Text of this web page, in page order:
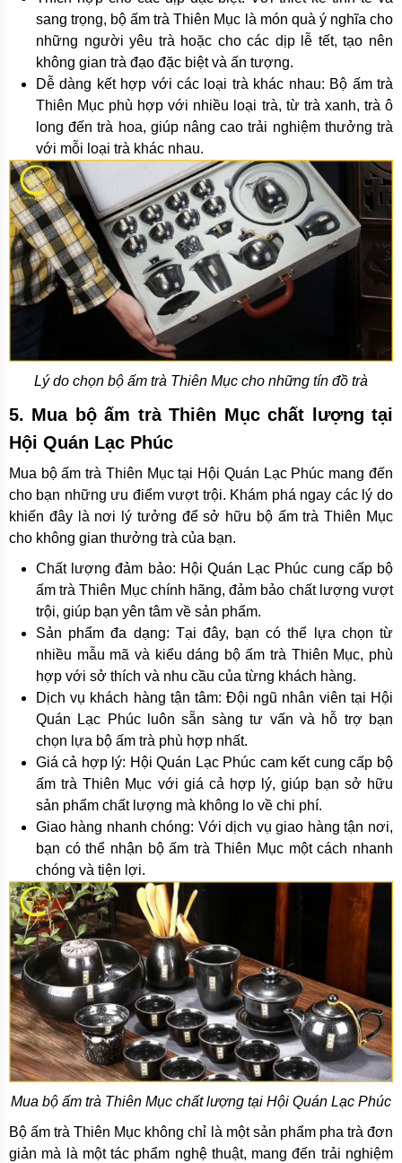
sang trọng, bộ ấm trà Thiên Mục là món quà ý nghĩa cho
những người yêu trà hoặc cho các dịp lễ tết, tạo nên
không gian trà đạo đặc biệt và ấn tượng.
Dễ dàng kết hợp với các loại trà khác nhau: Bộ ấm trà
Thiên Mục phù hợp với nhiều loại trà, từ trà xanh, trà ô
long đến trà hoa, giúp nâng cao trải nghiệm thưởng trà
với mỗi loại trà khác nhau.
Lý do chọn bộ ấm trà Thiên Mục cho những tín đồ trà
5. Mua bộ ấm trà Thiên Mục chất lượng tại
Hội Quán Lạc Phúc
Mua bộ ấm trà Thiên Mục tại Hội Quán Lạc Phúc mang đến
cho bạn những ưu điểm vượt trội. Khám phá ngay các lý do
khiến đây là nơi lý tưởng để sở hữu bộ ấm trà Thiên Mục
cho không gian thưởng trà của bạn.
Chất lượng đảm bảo: Hội Quán Lạc Phúc cung cấp bộ
ấm trà Thiên Mục chính hãng, đảm bảo chất lượng vượt
trội, giúp bạn yên tâm về sản phẩm.
Sản phẩm đa dạng: Tại đây, bạn có thể lựa chọn từ
nhiều mẫu mã và kiểu dáng bộ ấm trà Thiên Mục, phù
hợp với sở thích và nhu cầu của từng khách hàng.
Dịch vụ khách hàng tận tâm: Đội ngũ nhân viên tại Hội
Quán Lạc Phúc luôn sẵn sàng tư vấn và hỗ trợ bạn
chọn lựa bộ ấm trà phù hợp nhất.
Giá cả hợp lý: Hội Quán Lạc Phúc cam kết cung cấp bộ
ấm trà Thiên Mục với giá cả hợp lý, giúp bạn sở hữu
sản phẩm chất lượng mà không lo về chi phí.
Giao hàng nhanh chóng: Với dịch vụ giao hàng tận nơi,
bạn có thể nhận bộ ấm trà Thiên Mục một cách nhanh
chóng và tiện lợi.
Mua bộ ấm trà Thiên Mục chất lượng tại Hội Quán Lạc Phúc
Bộ ấm trà Thiên Mục không chỉ là một sản phẩm pha trà đơn
giản mà là một tác phẩm nghệ thuật, mang đến trải nghiệm